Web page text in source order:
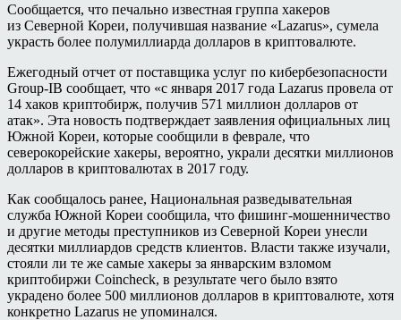
Сообщается, что печально известная группа хакеров
из Северной Кореи, получившая название «Lazarus», сумела
украсть более полумиллиарда долларов в криптовалюте.
Ежегодный отчет от поставщика услуг по кибербезопасности
Group-IB сообщает, что «с января 2017 года Lazarus провела от
14 хаков криптобирж, получив 571 миллион долларов от
атак». Эта новость подтверждает заявления официальных лиц
Южной Кореи, которые сообщили в феврале, что
северокорейские хакеры, вероятно, украли десятки миллионов
долларов в криптовалютах в 2017 году.
Как сообщалось ранее, Национальная разведывательная
служба Южной Кореи сообщила, что фишинг-мошенничество
и другие методы преступников из Северной Кореи унесли
десятки миллиардов средств клиентов. Власти также изучали,
стояли ли те же самые хакеры за январским взломом
криптобиржи Coincheck, в результате чего было взято
украдено более 500 миллионов долларов в криптовалюте, хотя
конкретно Lazarus не упоминался.